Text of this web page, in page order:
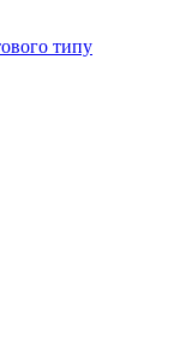
типу